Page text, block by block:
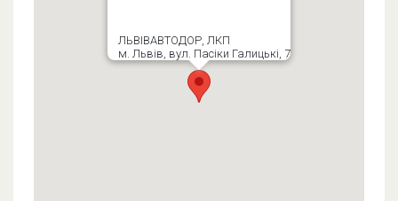
ЛЬВІВАВТОДОР, ЛКП
м. Львів, вул. Пасіки Галицькі, 7